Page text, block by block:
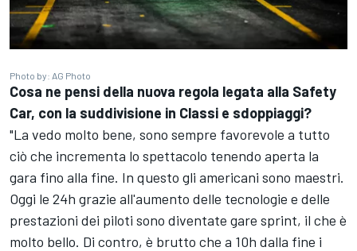
Photo by: AG Photo
Cosa ne pensi della nuova regola legata alla Safety
Car, con la suddivisione in Classi e sdoppiaggi?
"La vedo molto bene, sono sempre favorevole a tutto
ciò che incrementa lo spettacolo tenendo aperta la
gara fino alla fine. In questo gli americani sono maestri.
Oggi le 24h grazie all'aumento delle tecnologie e delle
prestazioni dei piloti sono diventate gare sprint, il che è
molto bello. Di contro, è brutto che a 10h dalla fine i